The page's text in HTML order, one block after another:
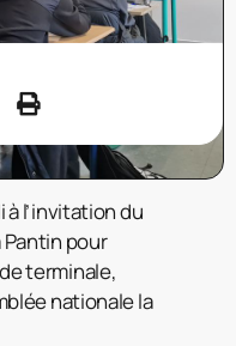
à l’invitation du
pour
terminale,
nationale la